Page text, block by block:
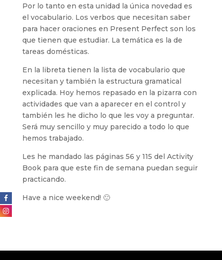
Por lo tanto en esta unidad la única novedad es
el vocabulario. Los verbos que necesitan saber
para hacer oraciones en Present Perfect son los
que tienen que estudiar. La temática es la de
tareas domésticas.
En la libreta tienen la lista de vocabulario que
necesitan y también la estructura gramatical
explicada. Hoy hemos repasado en la pizarra con
actividades que van a aparecer en el control y
también les he dicho lo que les voy a preguntar.
Será muy sencillo y muy parecido a todo lo que
hemos trabajado.
Les he mandado las páginas 56 y 115 del Activity
Book para que este fin de semana puedan seguir
practicando.
Have a nice weekend! 🙂